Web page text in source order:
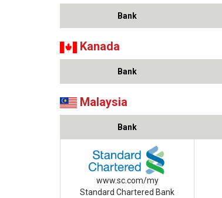
Bank
Kanada
Bank
Malaysia
Bank
www.sc.com/my
Standard Chartered Bank